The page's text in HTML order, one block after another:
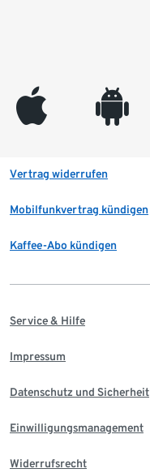
appleinc android
Vertrag widerrufen
Mobilfunkvertrag kündigen
Kaffee-Abo kündigen
Service & Hilfe
Impressum
Datenschutz und Sicherheit
Einwilligungsmanagement
Widerrufsrecht